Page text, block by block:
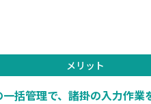
メリット
一括管理で、諸掛の入力作業